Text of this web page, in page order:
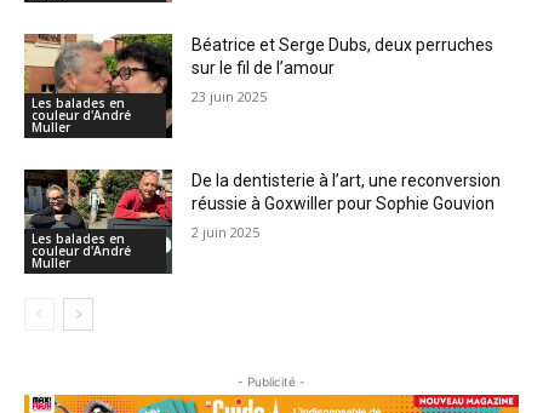
Les balades en
couleur d'André
Muller
Béatrice et Serge Dubs, deux perruches
sur le fil de l’amour
23 juin 2025
Les balades en
couleur d'André
Muller
De la dentisterie à l’art, une reconversion
réussie à Goxwiller pour Sophie Gouvion
2 juin 2025
- Publicité -